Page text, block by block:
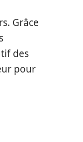
Grâce
des
pour